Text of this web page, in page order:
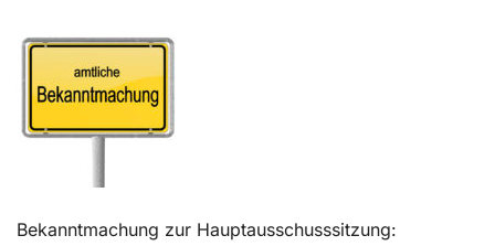
Kontakt
Bekanntmachung zur Hauptausschusssitzung: